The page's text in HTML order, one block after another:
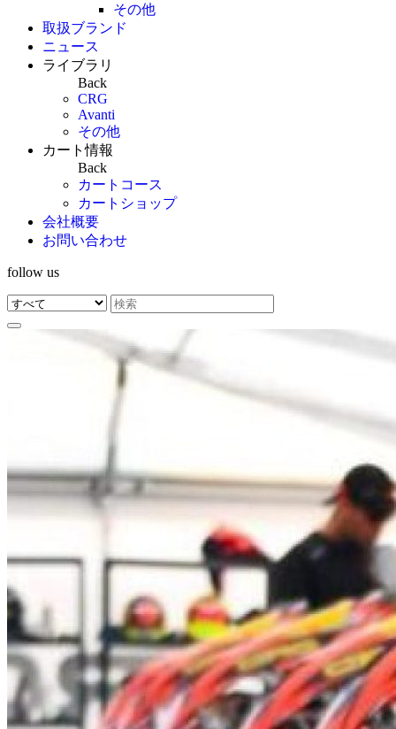
その他
取扱ブランド
ニュース
ライブラリ
Back
CRG
Avanti
その他
カート情報
Back
カートコース
カートショップ
会社概要
お問い合わせ
follow us